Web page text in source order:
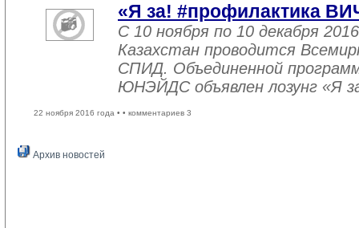
«Я за! #профилактика
С 10 ноября по 10 декабря
Казахстан проводится
СПИД. Объединенной
ЮНЭЙДС объявлен лозунг «Я
22 ноября 2016 года • • комментариев 3
Архив новостей